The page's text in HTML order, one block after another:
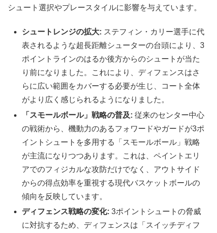
シュート選択やプレースタイルに影響を与えています。
シュートレンジの拡大: ステフィン・カリー選手に代
表されるような超長距離シューターの台頭により、3
ポイントラインのはるか後方からのシュートが当た
り前になりました。これにより、ディフェンスはさ
らに広い範囲をカバーする必要が生じ、コート全体
がより広く感じられるようになりました。
「スモールボール」戦略の普及: 従来のセンター中心
の戦術から、機動力のあるフォワードやガードが3ポ
イントシュートを多用する「スモールボール」戦略
が主流になりつつあります。これは、ペイントエリ
アでのフィジカルな攻防だけでなく、アウトサイド
からの得点効率を重視する現代バスケットボールの
傾向を反映しています。
ディフェンス戦略の変化: 3ポイントシュートの脅威
に対抗するため、ディフェンスは「スイッチディフ